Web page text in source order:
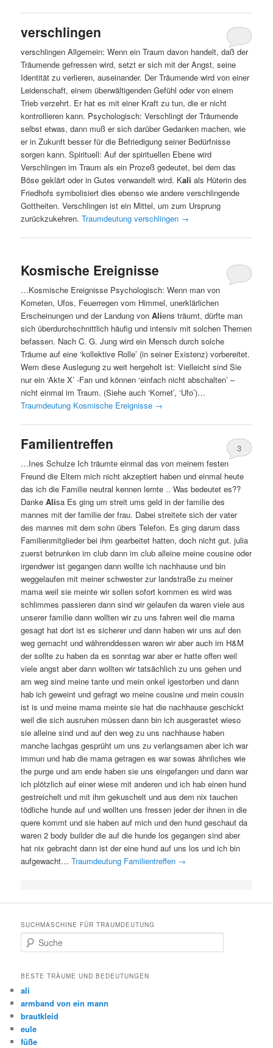
verschlingen
verschlingen Allgemein: Wenn ein Traum davon handelt, daß der
Träumende gefressen wird, setzt er sich mit der Angst, seine
Identität zu verlieren, auseinander. Der Träumende wird von einer
Leidenschaft, einem überwältigenden Gefühl oder von einem
Trieb verzehrt. Er hat es mit einer Kraft zu tun, die er nicht
kontrollieren kann. Psychologisch: Verschlingt der Träumende
selbst etwas, dann muß er sich darüber Gedanken machen, wie
er in Zukunft besser für die Befriedigung seiner Bedürfnisse
sorgen kann. Spirituell: Auf der spirituellen Ebene wird
Verschlingen im Traum als ein Prozeß gedeutet, bei dem das
Böse geklärt oder in Gutes verwandelt wird. Kali als Hüterin des
Friedhofs symbolisiert dies ebenso wie andere verschlingende
Gottheiten. Verschlingen ist ein Mittel, um zum Ursprung
zurückzukehren.Traumdeutung verschlingen →
Kosmische Ereignisse
…Kosmische Ereignisse Psychologisch: Wenn man von
Kometen, Ufos, Feuerregen vom Himmel, unerklärlichen
Erscheinungen und der Landung vonAliens träumt, dürfte man
sich überdurchschnittlich häufig und intensiv mit solchen Themen
befassen. Nach C. G. Jung wird ein Mensch durch solche
Träume auf eine ‘kollektive Rolle’ (in seiner Existenz) vorbereitet.
Wem diese Auslegung zu weit hergeholt ist: Vielleicht sind Sie
nur ein ‘Akte X’ -Fan und können ‘einfach nicht abschalten’ –
nicht einmal im Traum. (Siehe auch ‘Komet’, ‘Ufo’)…
Traumdeutung Kosmische Ereignisse →
Familientreffen
3
…Ines Schulze Ich träumte einmal das von meinem festen
Freund die Eltern mich nicht akzeptiert haben und einmal heute
das ich die Familie neutral kennen lernte .. Was bedeutet es??
DankeAlisa Es ging um streit ums geld in der familie des
mannes mit der familie der frau. Dabei streitete sich der vater
des mannes mit dem sohn übers Telefon. Es ging darum dass
Familienmitglieder bei ihm gearbeitet hatten, doch nicht gut. julia
zuerst betrunken im club dann im club alleine meine cousine oder
irgendwer ist gegangen dann wollte ich nachhause und bin
weggelaufen mit meiner schwester zur landstraße zu meiner
mama weil sie meinte wir sollen sofort kommen es wird was
schlimmes passieren dann sind wir gelaufen da waren viele aus
unserer familie dann wollten wir zu uns fahren weil die mama
gesagt hat dort ist es sicherer und dann haben wir uns auf den
weg gemacht und währenddessen waren wir aber auch im H&M
der sollte zu haben da es sonntag war aber er hatte offen weil
viele angst aber dann wollten wir tatsächlich zu uns gehen und
am weg sind meine tante und mein onkel igestorben und dann
hab ich geweint und gefragt wo meine cousine und mein cousin
ist is und meine mama meinte sie hat die nachhause geschickt
weil die sich ausruhen müssen dann bin ich ausgerastet wieso
sie alleine sind und auf den weg zu uns nachhause haben
manche lachgas gesprüht um uns zu verlangsamen aber ich war
immun und hab die mama getragen es war sowas ähnliches wie
the purge und am ende haben sie uns eingefangen und dann war
ich plötzlich auf einer wiese mit anderen und ich hab einen hund
gestreichelt und mit ihm gekuschelt und aus dem nix tauchen
tödliche hunde auf und wollten uns fressen jeder der ihnen in die
quere kommt und sie haben auf mich und den hund geschaut da
waren 2 body builder die auf die hunde los gegangen sind aber
hat nix gebracht dann ist der eine hund auf uns los und ich bin
aufgewacht…Traumdeutung Familientreffen →
SUCHMASCHINE FÜR TRAUMDEUTUNG
Suche
BESTE TRÄUME UND BEDEUTUNGEN
ali
armband von ein mann
brautkleid
eule
füße